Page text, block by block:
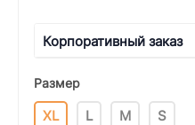
Корпоративный заказ
Размер
XL L M S